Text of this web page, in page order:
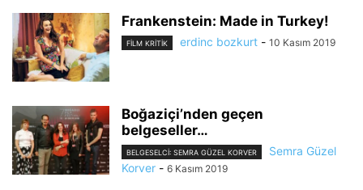
Frankenstein: Made in Turkey!
FILM KRITIK erdinc bozkurt - 10 Kasım 2019
Boğaziçi’nden geçen
belgeseller…
BELGESELCI: SEMRA GÜZEL KORVER
Semra Güzel
Korver - 6 Kasım 2019